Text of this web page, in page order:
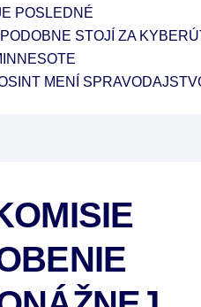
POSLEDNÉ
STOJÍ ZA
MENÍ